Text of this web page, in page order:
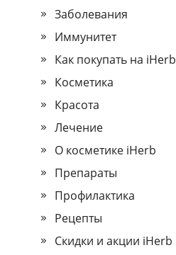
Заболевания
Иммунитет
Как покупать на iHerb
Косметика
Красота
Лечение
О косметике iHerb
Препараты
Профилактика
Рецепты
Скидки и акции iHerb